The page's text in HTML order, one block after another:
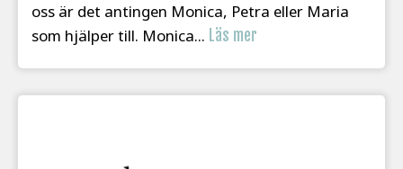
oss är det antingen Monica, Petra eller Maria
som hjälper till. Monica... Läs mer